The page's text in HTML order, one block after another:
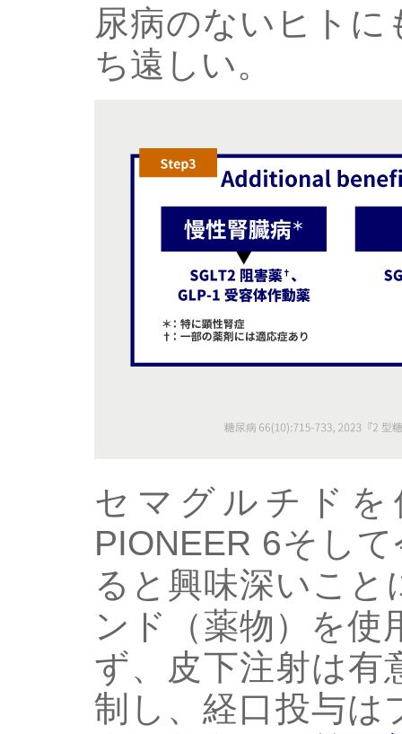
尿病のないヒトに
ち遠しい。
セマグルチドを
PIONEER 6そし
ると興味深いこと
ンド（薬物）を使
ず、皮下注射は有
制し、経口投与は